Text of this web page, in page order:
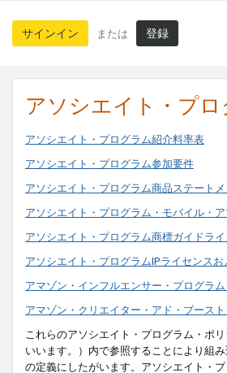
サインイン または 登録
アソシエイト・プ
アソシエイト・プログラム紹介料率表
アソシエイト・プログラム参加要件
アソシエイト・プログラム商品ステートメ
アソシエイト・プログラム・モバイル・
アソシエイト・プログラム商標ガイドライ
アソシエイト・プログラムIPライセンス
アマゾン・インフルエンサー・プログラ
アマゾン・クリエイター・アド・ブース
これらのアソシエイト・プログラム・ポ
いいます。）内で参照することにより組
の定義にしたがいます。アソシエイト・